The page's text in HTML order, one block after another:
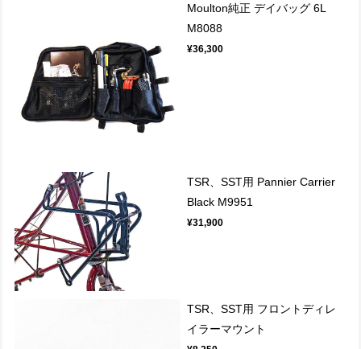
Moulton純正 デイバッグ 6L
M8088
¥36,300
TSR、SST用 Pannier Carrier
Black M9951
¥31,900
TSR、SST用 フロントディレ
イラーマウント